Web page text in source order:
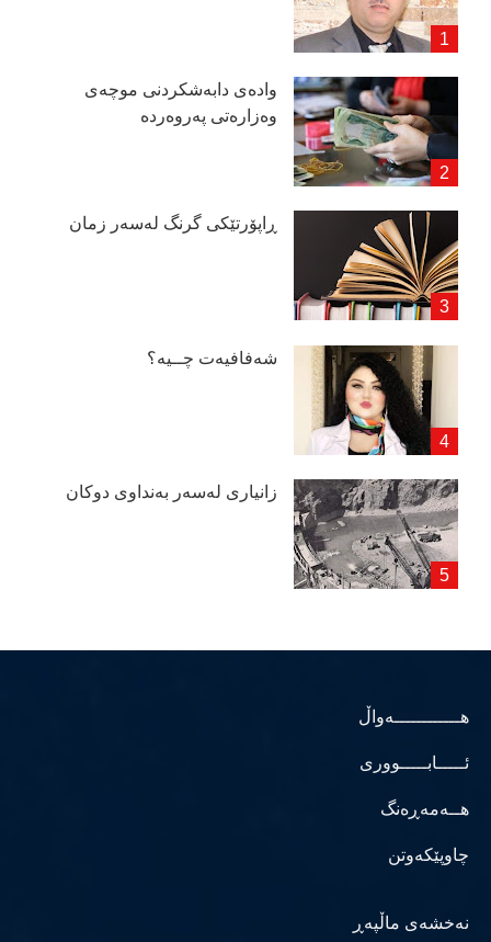
وادەی دابەشكردنی موچەی
وەزارەتی پەروەردە
ڕاپۆرتێكی گرنگ لەسەر زمان
شەفافیەت چــیە؟
زانیاری لەسەر بەنداوی دوكان
هــــــــــــەواڵ
ئـــــابـــــووری
هــەمەڕەنگ
چاوپێکەوتن
نەخشەی ماڵپەڕ